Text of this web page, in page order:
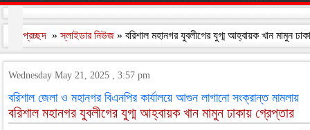
প্রচ্ছদ »স্লাইডার নিউজ » বরিশাল মহানগর যুবলীগের যুগ্ম আহ্বায়ক খান মামুন
Wednesday May 21, 2025 , 3:57 pm
বরিশাল জেলা ও মহানগর বিএনপির কার্যালয়ে আগুন লাগানো সংক্রান্ত মামলায়
বরিশাল মহানগর যুবলীগের যুগ্ম আহ্বায়ক খান মামুন ঢাকায় গ্রেপ্তার